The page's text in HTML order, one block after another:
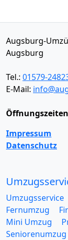
Augsburg-
Augsburg
Tel.: 01579-
E-Mail:
Impressum
Datenschutz
Umzugsservice
Fernumzug
Mini Umzug
Seniorenumzug